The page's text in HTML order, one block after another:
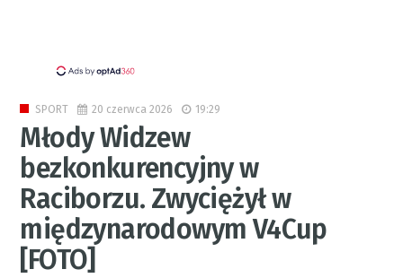
SPORT 20 czerwca 2026 19:29
Młody Widzew
bezkonkurencyjny w
Raciborzu. Zwyciężył w
międzynarodowym V4Cup
[FOTO]